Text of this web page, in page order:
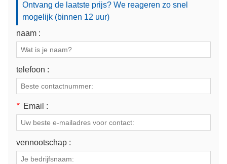
Ontvang de laatste prijs? We reageren zo snel
mogelijk (binnen 12 uur)
naam :
telefoon :
* Email :
vennootschap :